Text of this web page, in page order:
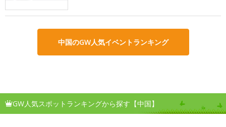
中国のGW人気イベントランキング
GW人気スポットランキングから探す【中国】